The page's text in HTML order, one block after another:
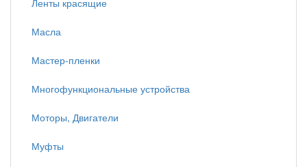
Ленты красящие
Масла
Мастер-пленки
Многофункциональные устройства
Моторы, Двигатели
Муфты